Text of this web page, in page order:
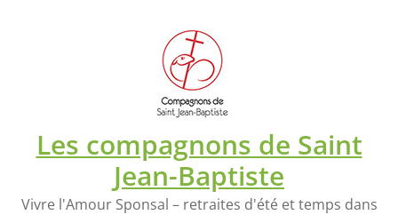
Les compagnons de Saint
Jean-Baptiste
Vivre l'Amour Sponsal – retraites d'été et temps dans
en 2026 sont ouvertes : Du 26 au 31
juillet à Pontmain (53) - du 2 au 7
aout à La Cotellerie (53) - du 2 au 7
août à Pontmain (53)